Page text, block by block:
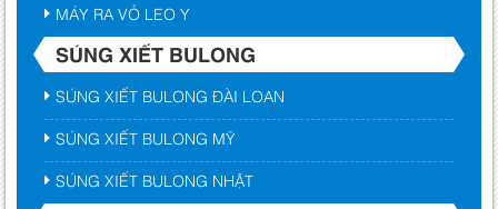
MÁY RA VỎ LEO Y
SÚNG XIẾT BULONG
SÚNG XIẾT BULONG ĐÀI LOAN
SÚNG XIẾT BULONG MỸ
SÚNG XIẾT BULONG NHẬT